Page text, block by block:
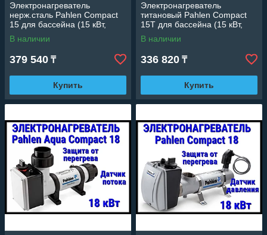
Электронагреватель
нерж.сталь Pahlen Compact
15 для бассейна (15 кВт,
датчик потока, защита от
перегрева)
В наличии
379 540 ₸
Купить
Электронагреватель
титановый Pahlen Compact
15T для бассейна (15 кВт,
датчик потока, защита от
перегрева)
В наличии
336 820 ₸
Купить